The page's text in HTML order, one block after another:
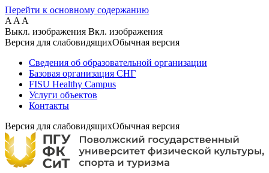
Перейти к основному содержанию
A A A
Выкл. изображения Вкл. изображения
Версия для слабовидящихОбычная версия
Сведения об образовательной организации
Базовая организация СНГ
FISU Healthy Campus
Услуги объектов
Контакты
Версия для слабовидящихОбычная версия